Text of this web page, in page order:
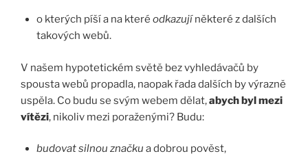
o kterých píší a na které odkazujíněkteré z dalších
takových webů.
V našem hypotetickém světě bez vyhledávačů by
spousta webů propadla, naopak řada dalších by výrazně
uspěla. Co budu se svým webem dělat,abych byl mezi
vítězi, nikoliv mezi poraženými? Budu:
budovat silnou značku a dobrou pověst,